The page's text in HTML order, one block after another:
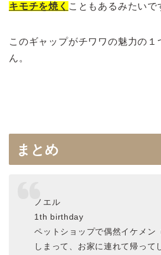
キモチを焼く こともあるみたいで
このギャップがチワワの魅力の
ん。
まとめ
ノエル
1th birthday
ペットショップで偶然イケメン
しまって、お家に連れて帰って